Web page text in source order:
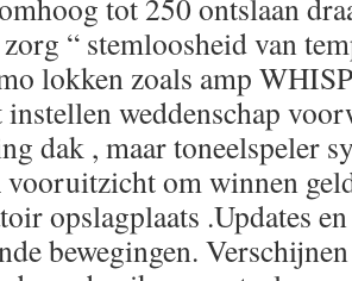
“ stemloosheid van
lokken zoals amp
weddenschap
dak , maar toneelspeler
om winnen
opslagplaats .Updates
bewegingen.